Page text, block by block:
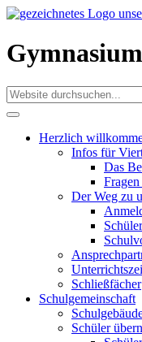
Herzlich
Infos für
Das
Der Weg zu
Schließfächer
Schulgemeinschaft
Schüler